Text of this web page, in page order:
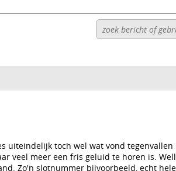
uiteindelijk toch wel wat vond
veel meer een fris geluid te horen is.
Zo'n slotnummer bijvoorbeeld, echt